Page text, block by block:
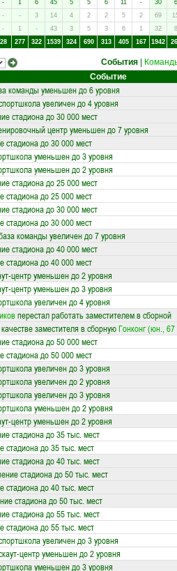
- 1 6 45 5 5 6 11 - 30 6
- - 3 14 4 2 2 5 2 69
- 1 - 43 3 5 3 6 1 32 8
28 277 322 1539 324 690 313 405 167 1942
События
Событие
команды уменьшен до 6 уровня
увеличен до 4 уровня
стадиона до 30 000 мест
центр уменьшен до 7 уровня
стадиона до 30 000 мест
уменьшен до 3 уровня
уменьшен до 2 уровня
стадиона до 25 000 мест
стадиона до 25 000 мест
стадиона до 30 000 мест
стадиона до 30 000 мест
команды увеличен до 7 уровня
стадиона до 40 000 мест
стадиона до 40 000 мест
центр уменьшен до 2 уровня
центр уменьшен до 3 уровня
увеличен до 4 уровня
перестал работать заместителем в сборной
заместителя в сборнуюГонконг (юн., 67
стадиона до 50 000 мест
стадиона до 50 000 мест
увеличен до 3 уровня
увеличен до 2 уровня
увеличен до 3 уровня
уменьшен до 2 уровня
центр уменьшен до 2 уровня
стадиона до 35 тыс. мест
стадиона до 35 тыс. мест
стадиона до 40 тыс. мест
стадиона до 50 тыс. мест
стадиона до 40 тыс. мест
стадиона до 50 тыс. мест
стадиона до 55 тыс. мест
стадиона до 55 тыс. мест
увеличен до 3 уровня
центр уменьшен до 2 уровня
уменьшен до 3 уровня